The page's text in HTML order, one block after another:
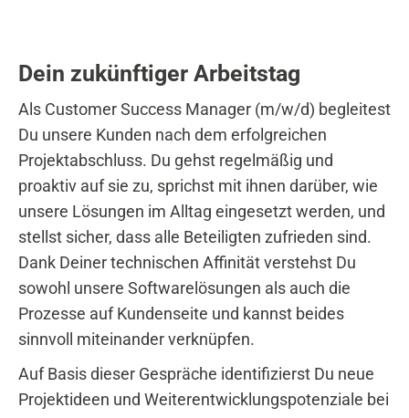
Dein zukünftiger Arbeitstag
Als Customer Success Manager (m/w/d) begleitest
Du unsere Kunden nach dem erfolgreichen
Projektabschluss. Du gehst regelmäßig und
proaktiv auf sie zu, sprichst mit ihnen darüber, wie
unsere Lösungen im Alltag eingesetzt werden, und
stellst sicher, dass alle Beteiligten zufrieden sind.
Dank Deiner technischen Affinität verstehst Du
sowohl unsere Softwarelösungen als auch die
Prozesse auf Kundenseite und kannst beides
sinnvoll miteinander verknüpfen.
Auf Basis dieser Gespräche identifizierst Du neue
Projektideen und Weiterentwicklungspotenziale bei